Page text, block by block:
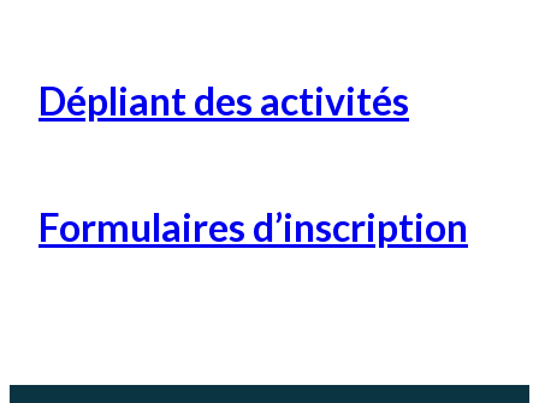
Dépliant des activités
Formulaires d’inscription